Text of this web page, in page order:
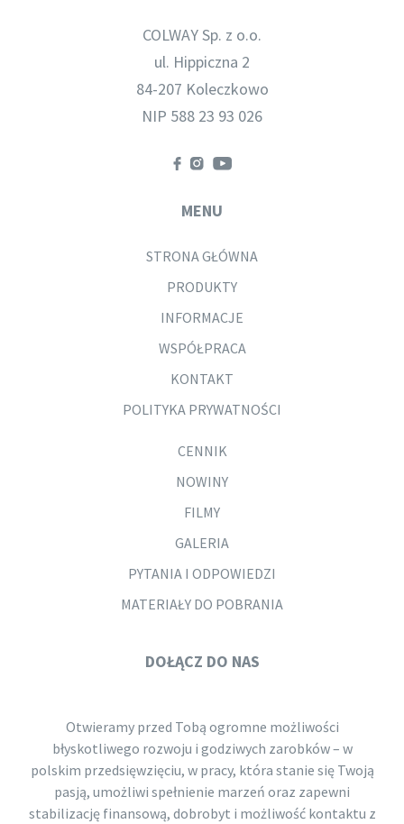
COLWAY Sp. z o.o.
ul. Hippiczna 2
84-207 Koleczkowo
NIP 588 23 93 026
MENU
STRONA GŁÓWNA
PRODUKTY
INFORMACJE
WSPÓŁPRACA
KONTAKT
POLITYKA PRYWATNOŚCI
CENNIK
NOWINY
FILMY
GALERIA
PYTANIA I ODPOWIEDZI
MATERIAŁY DO POBRANIA
DOŁĄCZ DO NAS
Otwieramy przed Tobą ogromne możliwości
błyskotliwego rozwoju i godziwych zarobków – w
polskim przedsięwzięciu, w pracy, która stanie się Twoją
pasją, umożliwi spełnienie marzeń oraz zapewni
stabilizację finansową, dobrobyt i możliwość kontaktu z